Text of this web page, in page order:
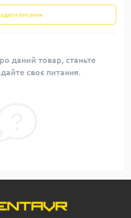
питання
даний товар, станьте
своє питання.